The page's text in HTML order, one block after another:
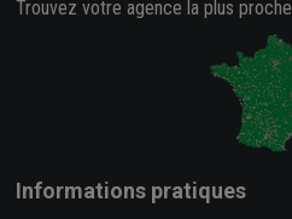
Trouvez votre agence la plus proche
Informations pratiques